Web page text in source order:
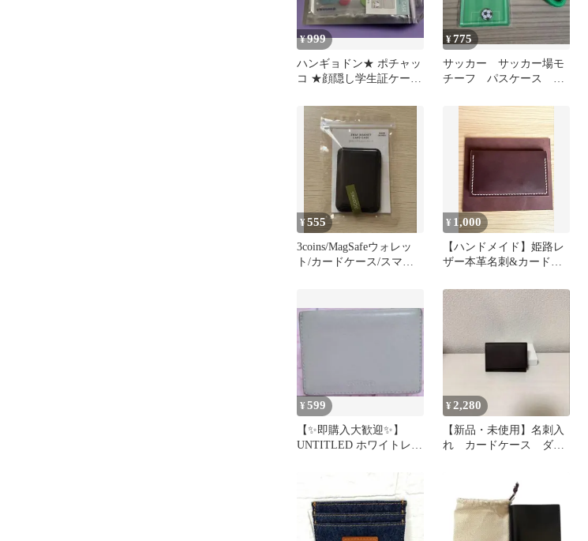
¥999
ハンギョドン★ ポチャッ
コ ★顔隠し学生証ケース
カード
¥775
サッカー サッカー場モ
チーフ パスケース 定
SHEIN
¥555
3coins/MagSafeウォレッ
ト/カードケース/スマホ
¥ 1,000
【ハンドメイド】姫路レ
ザー本革名刺&カードケ
¥599
【✨即購入大歓迎✨】
UNTITLED ホワイトレザ
¥2,280
【新品・未使用】名刺入
れ カードケース ダー